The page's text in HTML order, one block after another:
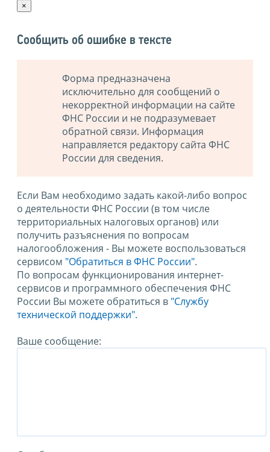
×
Сообщить об ошибке в тексте
Форма предназначена
исключительно для сообщений о
некорректной информации на сайте
ФНС России и не подразумевает
обратной связи. Информация
направляется редактору сайта ФНС
России для сведения.
Если Вам необходимо задать какой-либо вопрос
о деятельности ФНС России (в том числе
территориальных налоговых органов) или
получить разъяснения по вопросам
налогообложения - Вы можете воспользоваться
сервисом "Обратиться в ФНС России".
По вопросам функционирования интернет-
сервисов и программного обеспечения ФНС
России Вы можете обратиться в "Службу
технической поддержки".
Ваше сообщение: